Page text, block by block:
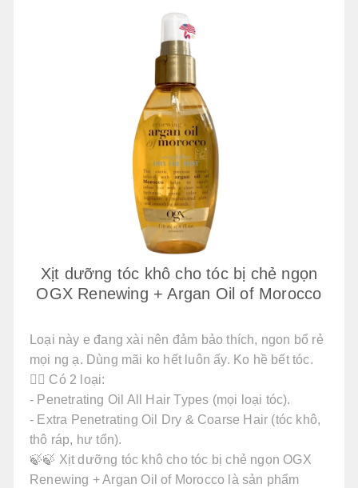
Xịt dưỡng tóc khô cho tóc bị chẻ ngọn
OGX Renewing + Argan Oil of Morocco
Loại này e đang xài nên đảm bảo thích, ngon bổ rẻ
mọi ng ạ. Dùng mãi ko hết luôn ấy. Ko hề bết tóc.
👉🏻 Có 2 loại:
- Penetrating Oil All Hair Types (mọi loại tóc).
- Extra Penetrating Oil Dry & Coarse Hair (tóc khô,
thô ráp, hư tổn).
🍃🍃 Xịt dưỡng tóc khô cho tóc bị chẻ ngọn OGX
Renewing + Argan Oil of Morocco là sản phẩm